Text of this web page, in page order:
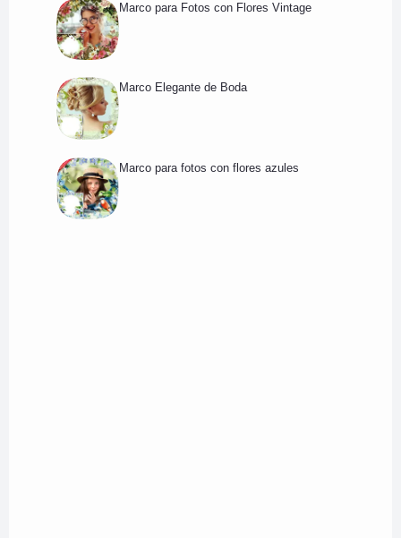
Marco para Fotos con Flores Vintage
Marco Elegante de Boda
Marco para fotos con flores azules